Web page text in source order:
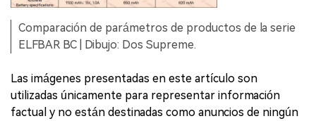
Comparación de parámetros de productos de la serie
ELFBAR BC | Dibujo: Dos Supreme.
Las imágenes presentadas en este artículo son
utilizadas únicamente para representar información
factual y no están destinadas como anuncios de ningún